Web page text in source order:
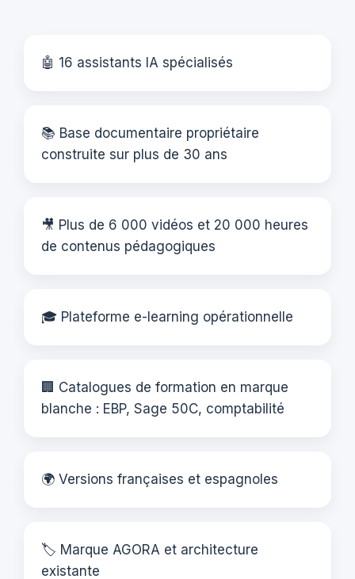
🤖 16 assistants IA spécialisés
📚 Base documentaire propriétaire
construite sur plus de 30 ans
🎥 Plus de 6 000 vidéos et 20 000 heures
de contenus pédagogiques
🎓 Plateforme e-learning opérationnelle
🏢 Catalogues de formation en marque
blanche : EBP, Sage 50C, comptabilité
🌍 Versions françaises et espagnoles
🏷️ Marque AGORA et architecture
existante